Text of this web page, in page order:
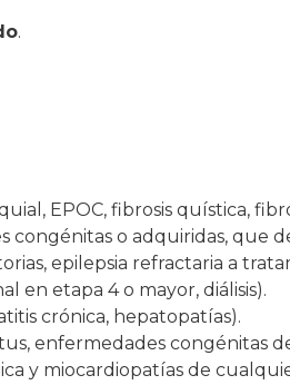
.
EPOC, fibrosis quística,
congénitas o adquiridas, que
epilepsia refractaria a
en etapa 4 o mayor, diálisis).
crónica, hepatopatías).
enfermedades congénitas
y miocardiopatías de